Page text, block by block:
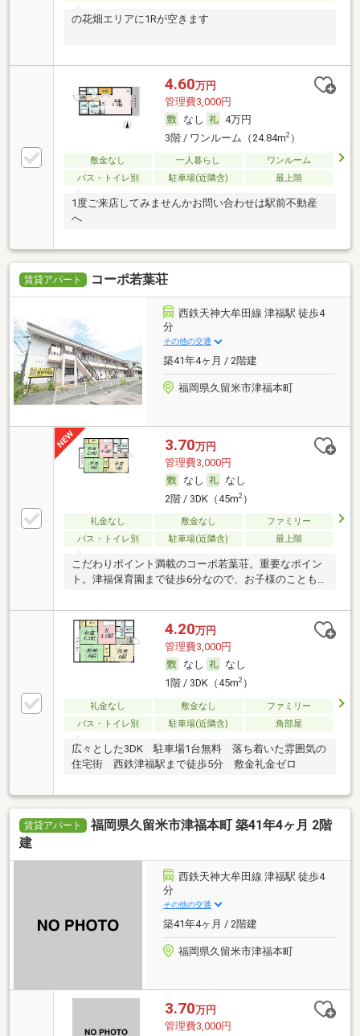
の花畑エリアに1Rが空きます
4.60万円
管理費3,000円
なし
4万円
3階 / ワンルーム（24.84m2）
敷金なし 一人暮らし
ワンルーム
バス・トイレ別
駐車場(近隣含) 最上階
1度ご来店してみませんかお問い合わせは駅前不動産
へ
賃貸アパート コーポ若葉荘
西鉄天神大牟田線 津福駅 徒歩4
分
その他の交通
築41年4ヶ月 / 2階建
福岡県久留米市津福本町
3.70万円
管理費3,000円
なし
なし
2階 / 3DK（45m2）
礼金なし 敷金なし
ファミリー
バス・トイレ別
駐車場(近隣含) 最上階
こだわりポイント満載のコーポ若葉荘。重要なポイン
ト。津福保育園まで徒歩6分なので、お子様のことも
4.20万円
管理費3,000円
なし
なし
1階 / 3DK（45m2）
礼金なし 敷金なし
ファミリー
バス・トイレ別
駐車場(近隣含) 角部屋
広々とした3DK 駐車場1台無料 落ち着いた雰囲気の
住宅街 西鉄津福駅まで徒歩5分 敷金礼金ゼロ
賃貸アパート
福岡県久留米市津福本町 築41年4ヶ月 2階
建
西鉄天神大牟田線 津福駅 徒歩4
分
その他の交通
築41年4ヶ月 / 2階建
福岡県久留米市津福本町
3.70万円
管理費3,000円